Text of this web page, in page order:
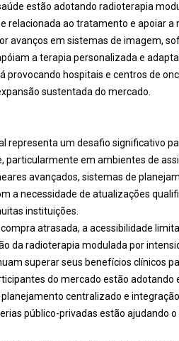
estão adotando radioterapia
relacionada ao tratamento e apoiar a
avanços em sistemas de imagem,
a terapia personalizada e
provocando hospitais e centros de
sustentada do mercado.
representa um desafio significativo
particularmente em ambientes de
avançados, sistemas de
a necessidade de atualizações
instituições.
atrasada, a acessibilidade
da radioterapia modulada por
superar seus benefícios clínicos
do mercado estão
centralizado e
público-privadas estão ajudando